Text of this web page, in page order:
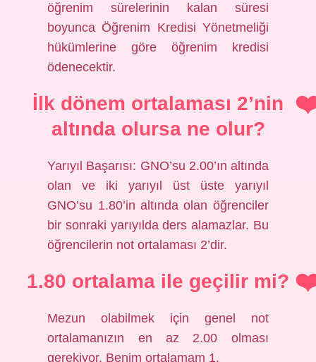
öğrenim sürelerinin kalan süresi
boyunca Öğrenim Kredisi Yönetmeliği
hükümlerine göre öğrenim kredisi
ödenecektir.
İlk dönem ortalaması 2’nin
altında olursa ne olur?
Yarıyıl Başarısı: GNO’su 2.00’ın altında
olan ve iki yarıyıl üst üste yarıyıl
GNO’su 1.80’in altında olan öğrenciler
bir sonraki yarıyılda ders alamazlar. Bu
öğrencilerin not ortalaması 2’dir.
1.80 ortalama ile geçilir mi?
Mezun olabilmek için genel not
ortalamanızın en az 2.00 olması
gerekiyor. Benim ortalamam 1.